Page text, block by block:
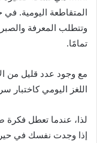
المتقاطعة اليومية.
تمامًا.
مع وجود عدد قليل من
اللغز اليومي كاختبار
لذا، عندما تعطل فكرة